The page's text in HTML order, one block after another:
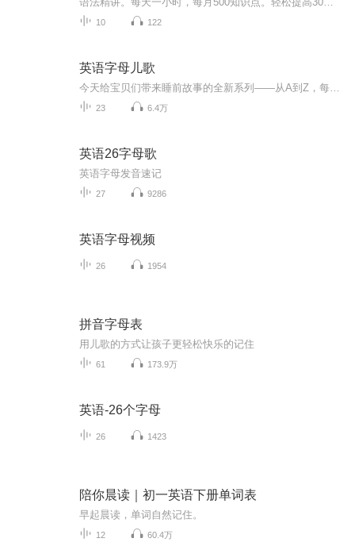
10 122
英语字母儿歌
23 6.4万
英语26字母歌
英语字母发音速记
27 9286
英语字母视频
26 1954
拼音字母表
用儿歌的方式让孩子更轻松快乐的记住
61 173.9万
英语-26个字母
26 1423
陪你晨读｜初一英语下册单词表
早起晨读，单词自然记住。
12 60.4万